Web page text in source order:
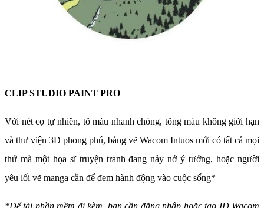
CLIP STUDIO PAINT PRO
Với nét cọ tự nhiên, tô màu nhanh chóng, tông màu không giới hạn
và thư viện 3D phong phú, bảng vẽ Wacom Intuos mới có tất cả mọi
thứ mà một họa sĩ truyện tranh đang nảy nở ý tưởng, hoặc người
yêu lối vẽ manga cần để đem hành động vào cuộc sống*